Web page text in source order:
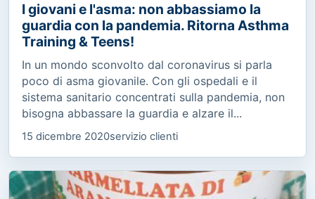
I giovani e l'asma: non abbassiamo la
guardia con la pandemia. Ritorna Asthma
Training & Teens!
In un mondo sconvolto dal coronavirus si parla
poco di asma giovanile. Con gli ospedali e il
sistema sanitario concentrati sulla pandemia, non
bisogna abbassare la guardia e alzare il...
15 dicembre 2020servizio clienti